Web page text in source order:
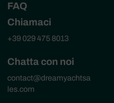
FAQ
Chiamaci
+39 029 475 8013
Chatta con noi
contact@dreamyachtsa
les.com